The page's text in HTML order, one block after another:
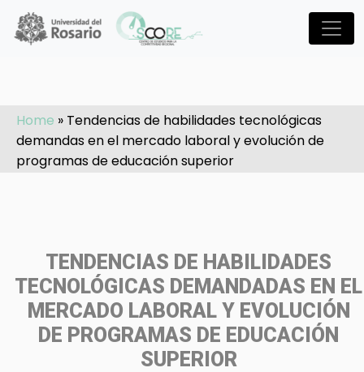
Pasar al contenido principal
Home » Tendencias de habilidades tecnológicas
demandas en el mercado laboral y evolución de
programas de educación superior
TENDENCIAS DE HABILIDADES
TECNOLÓGICAS DEMANDADAS EN EL
MERCADO LABORAL Y EVOLUCIÓN
DE PROGRAMAS DE EDUCACIÓN
SUPERIOR